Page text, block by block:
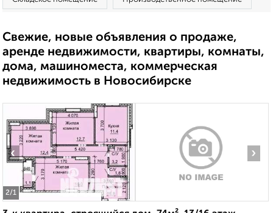
Свежие, новые объявления о продаже,
аренде недвижимости, квартиры, комнаты,
дома, машиноместа, коммерческая
недвижимость в Новосибирске
2/1
‹ ›